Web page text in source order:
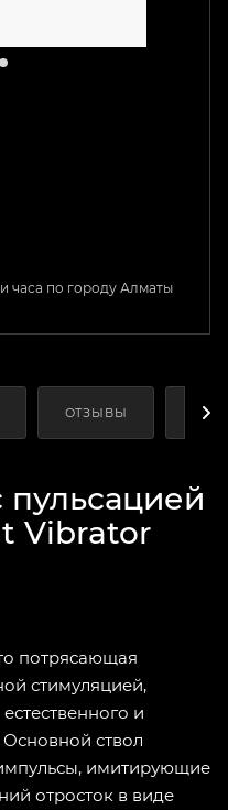
часа по городу Алматы
ОТЗЫВЫ
Vibrator
потрясающая
стимуляцией,
и
Основной ствол
имитирующие
отросток в виде